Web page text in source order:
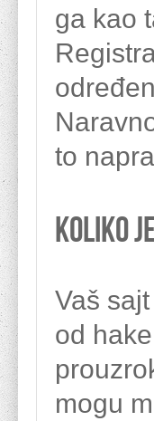
ga kao
to
Koliko
Vaš
od
mogu